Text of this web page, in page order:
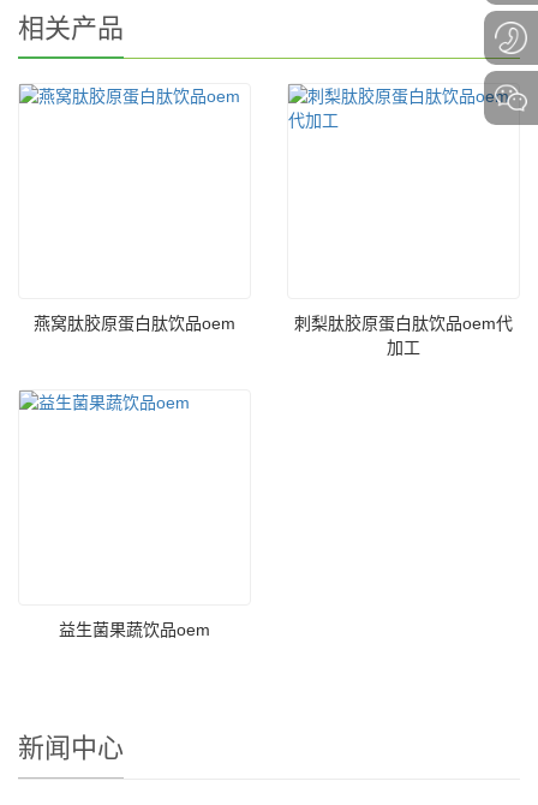
相关产品
燕窝肽胶原蛋白肽饮品oem
刺梨肽胶原蛋白肽饮品oem代
加工
益生菌果蔬饮品oem
新闻中心